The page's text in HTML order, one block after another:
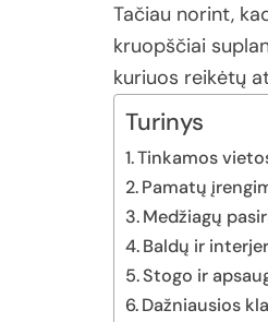
Tačiau norint,
kruopščiai
kuriuos reikėtų
Turinys
Tinkamos
Pamatų
Medžiagų
Baldų ir
Stogo ir
Dažniausios